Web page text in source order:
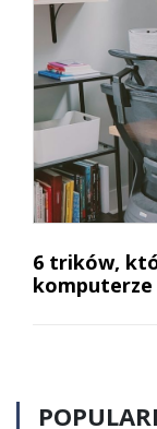
6 trików,
komputerze